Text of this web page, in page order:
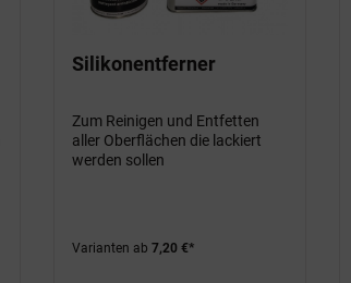
Silikonentferner
Zum Reinigen und Entfetten
aller Oberflächen die lackiert
werden sollen
Varianten ab 7,20 €*